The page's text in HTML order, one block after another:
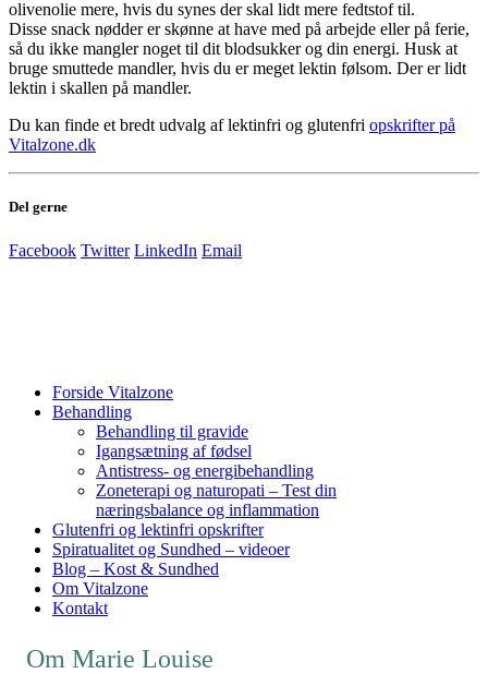
olivenolie mere, hvis du synes der skal lidt mere fedtstof til.
Disse snack nødder er skønne at have med på arbejde eller på ferie,
så du ikke mangler noget til dit blodsukker og din energi. Husk at
bruge smuttede mandler, hvis du er meget lektin følsom. Der er lidt
lektin i skallen på mandler.
Du kan finde et bredt udvalg af lektinfri og glutenfri opskrifter på
Vitalzone.dk
Del gerne
Facebook Twitter LinkedIn Email
Forside Vitalzone
Behandling
Behandling til gravide
Igangsætning af fødsel
Antistress- og energibehandling
Zoneterapi og naturopati – Test din
næringsbalance og inflammation
Glutenfri og lektinfri opskrifter
Spiratualitet og Sundhed – videoer
Blog – Kost & Sundhed
Om Vitalzone
Kontakt
Om Marie Louise